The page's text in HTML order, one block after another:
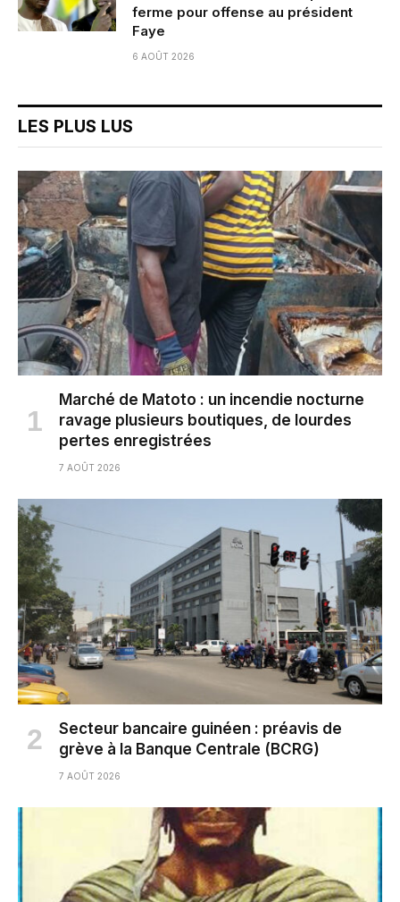
ferme pour offense au président
Faye
6 AOÛT 2026
LES PLUS LUS
Marché de Matoto : un incendie nocturne
ravage plusieurs boutiques, de lourdes
pertes enregistrées
7 AOÛT 2026
Secteur bancaire guinéen : préavis de
grève à la Banque Centrale (BCRG)
7 AOÛT 2026